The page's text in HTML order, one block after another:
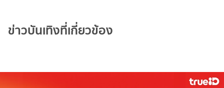
ข่าวบันเทิงที่เกี่ยวข้อง